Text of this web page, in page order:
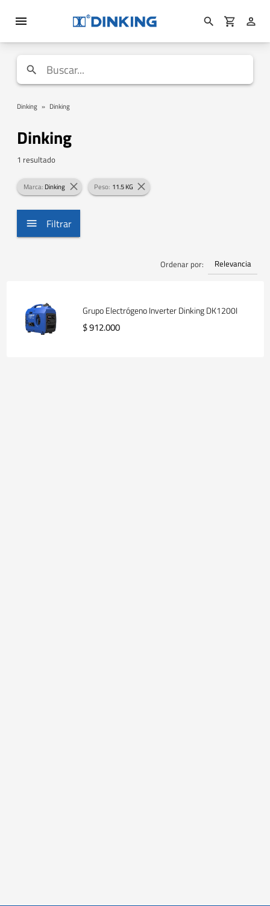
Dinking » Dinking
Dinking
1 resultado
Marca: Dinking Peso: 11.5 KG
Filtrar
Ordenar por: Relevancia
Grupo Electrógeno Inverter Dinking DK1200I
$ 912.000